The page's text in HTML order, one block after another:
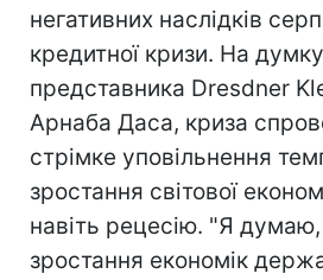
негативних наслідків
кредитної кризи. На думку
представника Dresdner
Арнаба Даса, криза
стрімке уповільнення
зростання світової
навіть рецесію. "Я
зростання економік